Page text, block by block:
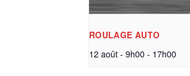
ROULAGE AUTO
12 août - 9h00- 17h00